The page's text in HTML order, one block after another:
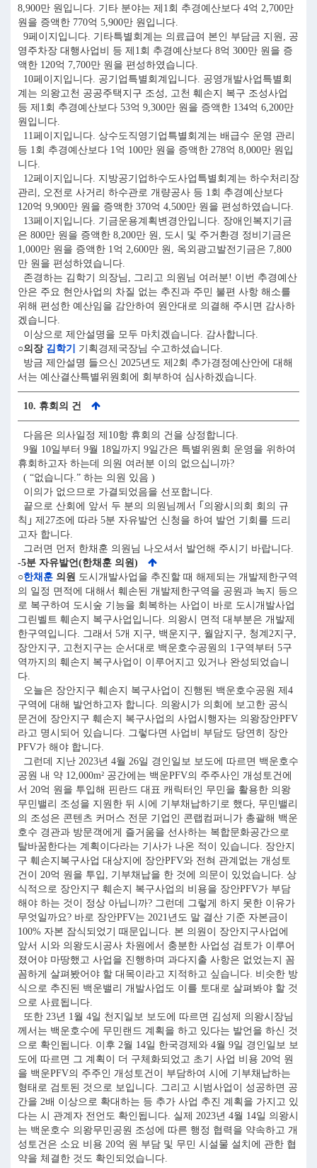
8,900만 원입니다. 기타 분야는 제1회 추경예산보다 4억 2,700만
원을 증액한 770억 5,900만 원입니다.
9페이지입니다. 기타특별회계는 의료급여 본인 부담금 지원, 공
영주차장 대행사업비 등 제1회 추경예산보다 8억 300만 원을 증
액한 120억 7,700만 원을 편성하였습니다.
10페이지입니다. 공기업특별회계입니다. 공영개발사업특별회
계는 의왕고천 공공주택지구 조성, 고천 훼손지 복구 조성사업
등 제1회 추경예산보다 53억 9,300만 원을 증액한 134억 6,200만
원입니다.
11페이지입니다. 상수도직영기업특별회계는 배급수 운영 관리
등 1회 추경예산보다 1억 100만 원을 증액한 278억 8,000만 원입
니다.
12페이지입니다. 지방공기업하수도사업특별회계는 하수처리장
관리, 오전로 사거리 하수관로 개량공사 등 1회 추경예산보다
120억 9,900만 원을 증액한 370억 4,500만 원을 편성하였습니다.
13페이지입니다. 기금운용계획변경안입니다. 장애인복지기금
은 800만 원을 증액한 8,200만 원, 도시 및 주거환경 정비기금은
1,000만 원을 증액한 1억 2,600만 원, 옥외광고발전기금은 7,800
만 원을 편성하였습니다.
존경하는 김학기 의장님, 그리고 의원님 여러분! 이번 추경예산
안은 주요 현안사업의 차질 없는 추진과 주민 불편 사항 해소를
위해 편성한 예산임을 감안하여 원안대로 의결해 주시면 감사하
겠습니다.
이상으로 제안설명을 모두 마치겠습니다. 감사합니다.
○의장 김학기
기획경제국장님 수고하셨습니다.
방금 제안설명 들으신 2025년도 제2회 추가경정예산안에 대해
서는 예산결산특별위원회에 회부하여 심사하겠습니다.
10. 휴회의 건
다음은 의사일정 제10항 휴회의 건을 상정합니다.
9월 10일부터 9월 18일까지 9일간은 특별위원회 운영을 위하여
휴회하고자 하는데 의원 여러분 이의 없으십니까?
( “없습니다.” 하는 의원 있음 )
이의가 없으므로 가결되었음을 선포합니다.
끝으로 산회에 앞서 두 분의 의원님께서 ｢의왕시의회 회의 규
칙｣ 제27조에 따라 5분 자유발언 신청을 하여 발언 기회를 드리
고자 합니다.
그러면 먼저 한채훈 의원님 나오셔서 발언해 주시기 바랍니다.
-5분 자유발언(한채훈 의원)
○한채훈 의원 도시개발사업을 추진할 때 해제되는 개발제한구역
의 일정 면적에 대해서 훼손된 개발제한구역을 공원과 녹지 등으
로 복구하여 도시숲 기능을 회복하는 사업이 바로 도시개발사업
그린벨트 훼손지 복구사업입니다. 의왕시 면적 대부분은 개발제
한구역입니다. 그래서 5개 지구, 백운지구, 월암지구, 청계2지구,
장안지구, 고천지구는 순서대로 백운호수공원의 1구역부터 5구
역까지의 훼손지 복구사업이 이루어지고 있거나 완성되었습니
다.
오늘은 장안지구 훼손지 복구사업이 진행된 백운호수공원 제4
구역에 대해 발언하고자 합니다. 의왕시가 의회에 보고한 공식
문건에 장안지구 훼손지 복구사업의 사업시행자는 의왕장안PFV
라고 명시되어 있습니다. 그렇다면 사업비 부담도 당연히 장안
PFV가 해야 합니다.
그런데 지난 2023년 4월 26일 경인일보 보도에 따르면 백운호수
공원 내 약 12,000m² 공간에는 백운PFV의 주주사인 개성토건에
서 20억 원을 투입해 핀란드 대표 캐릭터인 무민을 활용한 의왕
무민밸리 조성을 지원한 뒤 시에 기부채납하기로 했다, 무민밸리
의 조성은 콘텐츠 커머스 전문 기업인 콘랩컴퍼니가 총괄해 백운
호수 경관과 방문객에게 즐거움을 선사하는 복합문화공간으로
탈바꿈한다는 계획이다라는 기사가 나온 적이 있습니다. 장안지
구 훼손지복구사업 대상지에 장안PFV와 전혀 관계없는 개성토
건이 20억 원을 투입, 기부채납을 한 것에 의문이 있었습니다. 상
식적으로 장안지구 훼손지 복구사업의 비용을 장안PFV가 부담
해야 하는 것이 정상 아닙니까? 그런데 그렇게 하지 못한 이유가
무엇일까요? 바로 장안PFV는 2021년도 말 결산 기준 자본금이
100% 자본 잠식되었기 때문입니다. 본 의원이 장안지구사업에
앞서 시와 의왕도시공사 차원에서 충분한 사업성 검토가 이루어
졌어야 마땅했고 사업을 진행하며 과다지출 사항은 없었는지 꼼
꼼하게 살펴봤어야 할 대목이라고 지적하고 싶습니다. 비슷한 방
식으로 추진된 백운밸리 개발사업도 이를 토대로 살펴봐야 할 것
으로 사료됩니다.
또한 23년 1월 4일 천지일보 보도에 따르면 김성제 의왕시장님
께서는 백운호수에 무민랜드 계획을 하고 있다는 발언을 하신 것
으로 확인됩니다. 이후 2월 14일 한국경제와 4월 9일 경인일보 보
도에 따르면 그 계획이 더 구체화되었고 초기 사업 비용 20억 원
을 백운PFV의 주주인 개성토건이 부담하여 시에 기부채납하는
형태로 검토된 것으로 보입니다. 그리고 시범사업이 성공하면 공
간을 2배 이상으로 확대하는 등 추가 사업 추진 계획을 가지고 있
다는 시 관계자 전언도 확인됩니다. 실제 2023년 4월 14일 의왕시
는 백운호수 의왕무민공원 조성에 따른 행정 협력을 약속하고 개
성토건은 소요 비용 20억 원 부담 및 무민 시설물 설치에 관한 협
약을 체결한 것도 확인되었습니다.